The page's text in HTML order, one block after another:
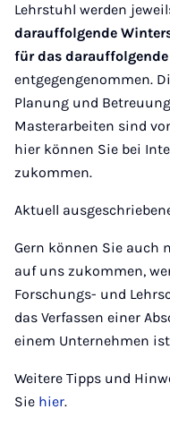
Lehrstuhl werden
darauffolgende
für das
entgegengenommen.
Planung und
Masterarbeiten sind
hier können Sie bei
zukommen.
Aktuell
Gern können Sie auch
auf uns zukommen,
Forschungs- und
das Verfassen einer
einem Unternehmen
Weitere Tipps und
Sie hier.